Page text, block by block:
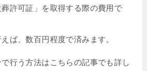
許可証」を取得する際の費用で
ば、数百円程度で済みます。
行う方法はこちらの記事でも詳し